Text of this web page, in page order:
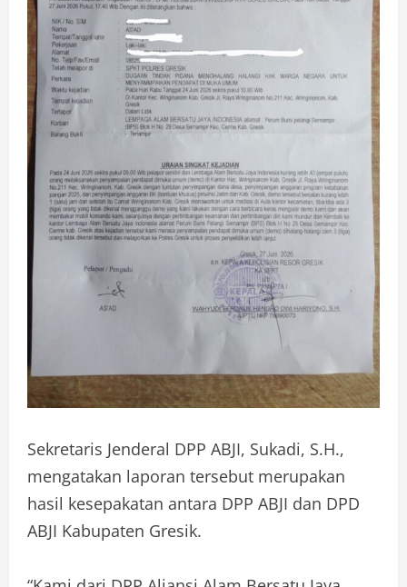
Sekretaris Jenderal DPP ABJI, Sukadi, S.H.,
mengatakan laporan tersebut merupakan
hasil kesepakatan antara DPP ABJI dan DPD
ABJI Kabupaten Gresik.